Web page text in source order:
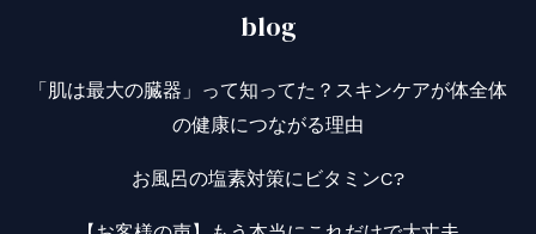
blog
「肌は最大の臓器」って知ってた？スキンケアが体全体
の健康につながる理由
お風呂の塩素対策にビタミンC?